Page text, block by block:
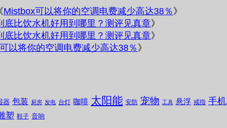
Mistbox可以将你的空调电费减少高达38％ 》
底比饮水机好用到哪里？测评见真章》
底比饮水机好用到哪里？测评见真章》
以将你的空调电费减少高达38％ 》
器 包装 厨房 发电 台灯 咖啡 太阳能 安防 宠物 工具 悬浮 戒指 手机
塑 鞋子 音响